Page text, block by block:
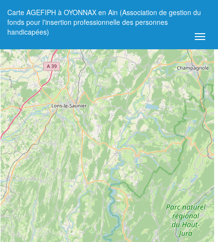
Carte AGEFIPH à OYONNAX en Ain (Association de gestion du
fonds pour l'insertion professionnelle des personnes
handicapées)
+
−